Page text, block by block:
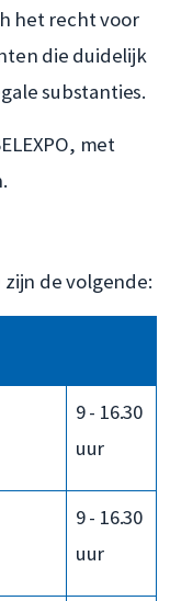
het recht voor
die duidelijk
substanties.
met
zijn de volgende:
9 - 16.30
uur
9 - 16.30
uur